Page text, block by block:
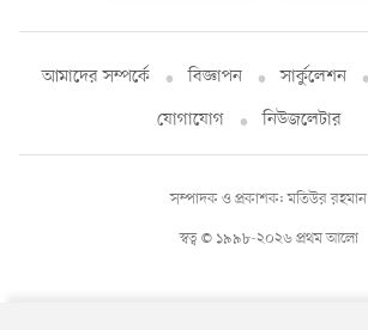
আমাদের সম্পর্কে বিজ্ঞাপন সার্কুলেশন
যোগাযোগ
নিউজলেটার
স্বত্ব © ১৯৯৮-২০২৬ প্রথম আলো
সম্পাদক ও প্রকাশক: মতিউর রহমান